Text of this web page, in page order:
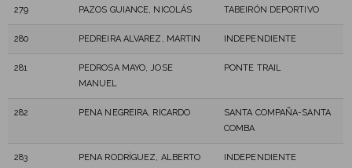
279 PAZOS GUIANCE, NICOLÁS TABEIRÓN DEPORTIVO
280 PEDREIRA ALVAREZ, MARTIN INDEPENDIENTE
281
PEDROSA MAYO, JOSE
MANUEL
PONTE TRAIL
282 PENA NEGREIRA, RICARDO
SANTA COMPAÑA-SANTA
COMBA
283 PENA RODRÍGUEZ, ALBERTO INDEPENDIENTE